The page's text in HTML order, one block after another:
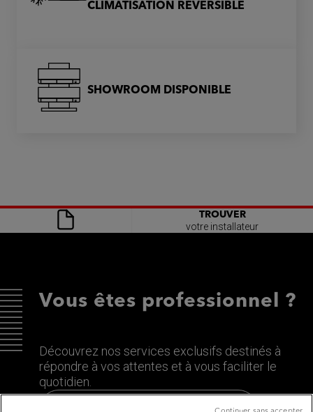
CLIMATISATION RÉVERSIBLE
SHOWROOM DISPONIBLE
TROUVER
votre installateur
Vous êtes professionnel ?
Découvrez nos services exclusifs destinés à
répondre à vos attentes et à vous faciliter le
quotidien.
Découvrez le site dédié aux Pros